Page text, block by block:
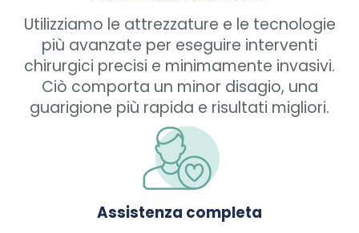
Utilizziamo le attrezzature e le tecnologie
più avanzate per eseguire interventi
chirurgici precisi e minimamente invasivi.
Ciò comporta un minor disagio, una
guarigione più rapida e risultati migliori.
Assistenza completa